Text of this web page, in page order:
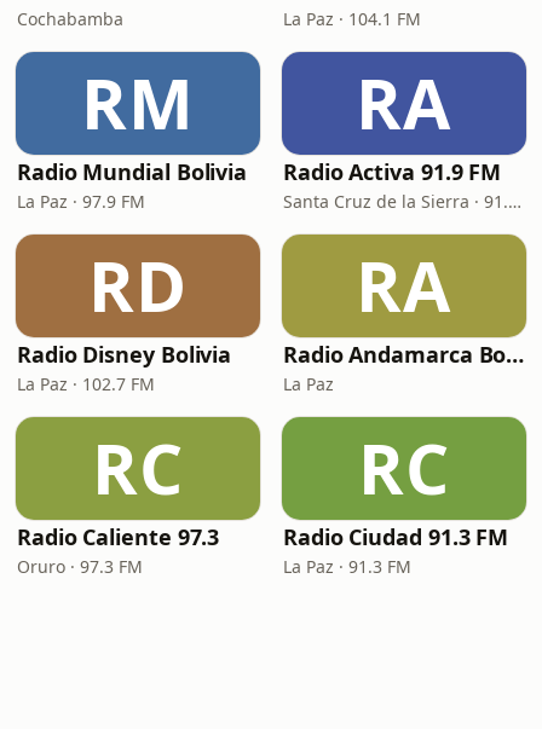
Cochabamba La Paz · 104.1 FM
RM
Radio Mundial Bolivia
La Paz · 97.9 FM
RA
Radio Activa 91.9 FM
Santa Cruz de la Sierra · 91.9 FM
RD
Radio Disney Bolivia
La Paz · 102.7 FM
RA
Radio Andamarca Bolivia
La Paz
RC
Radio Caliente 97.3
Oruro · 97.3 FM
RC
Radio Ciudad 91.3 FM
La Paz · 91.3 FM